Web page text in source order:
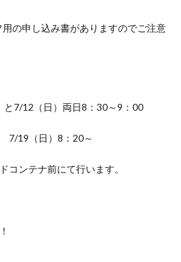
の申し込み書がありますのでご注意
7/12（日）両日8：30～9：00
7/19（日）8：20～
コンテナ前にて行います。